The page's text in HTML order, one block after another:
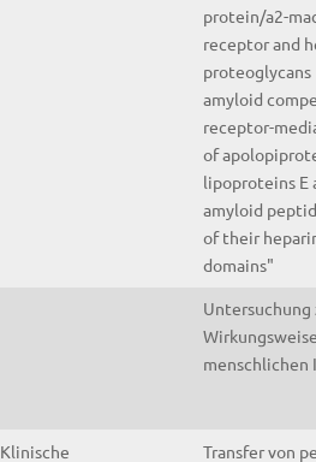
protein/a2-
receptor and
proteoglycans
amyloid
receptor-
of
lipoproteins E
amyloid
of their
domains"
Untersuchung
menschlichen
Klinische Transfer von